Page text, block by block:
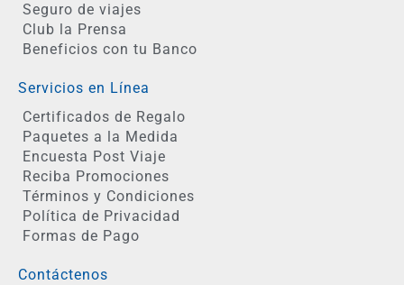
Seguro de viajes
Club la Prensa
Beneficios con tu Banco
Servicios en Línea
Certificados de Regalo
Paquetes a la Medida
Encuesta Post Viaje
Reciba Promociones
Términos y Condiciones
Política de Privacidad
Formas de Pago
Contáctenos